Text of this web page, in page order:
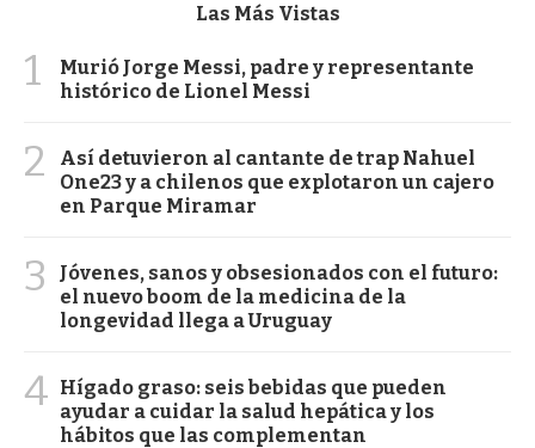
Las Más Vistas
1
Murió Jorge Messi, padre y representante
histórico de Lionel Messi
2
Así detuvieron al cantante de trap Nahuel
One23 y a chilenos que explotaron un cajero
en Parque Miramar
3
Jóvenes, sanos y obsesionados con el futuro:
el nuevo boom de la medicina de la
longevidad llega a Uruguay
4 Hígado graso: seis bebidas que pueden
ayudar a cuidar la salud hepática y los
hábitos que las complementan